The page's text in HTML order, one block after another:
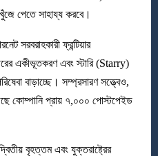
পেতে সাহায্য করবে।
সরবরাহকারী ফ্রন্টিয়ার
একীভূতকরণ এবং স্টারি (Starry)
বাড়াচ্ছে। সম্প্রসারণ সত্ত্বেও,
কোম্পানি প্রায় ৭,০০০ পোস্টপেইড
বৃহত্তম এবং যুক্তরাষ্ট্রের